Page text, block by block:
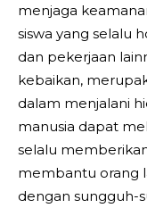
menjaga
siswa yang selalu
dan pekerjaan
kebaikan,
dalam menjalani
manusia dapat
selalu
membantu orang
dengan sungguh-